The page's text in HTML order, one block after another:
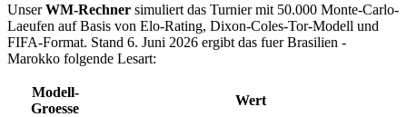
UnserWM-Rechner simuliert das Turnier mit 50.000 Monte-Carlo-
Laeufen auf Basis von Elo-Rating, Dixon-Coles-Tor-Modell und
FIFA-Format. Stand 6. Juni 2026 ergibt das fuer Brasilien -
Marokko folgende Lesart:
Modell-
Groesse
Wert